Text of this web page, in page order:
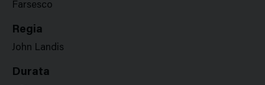
Farsesco
Regia
John Landis
Durata